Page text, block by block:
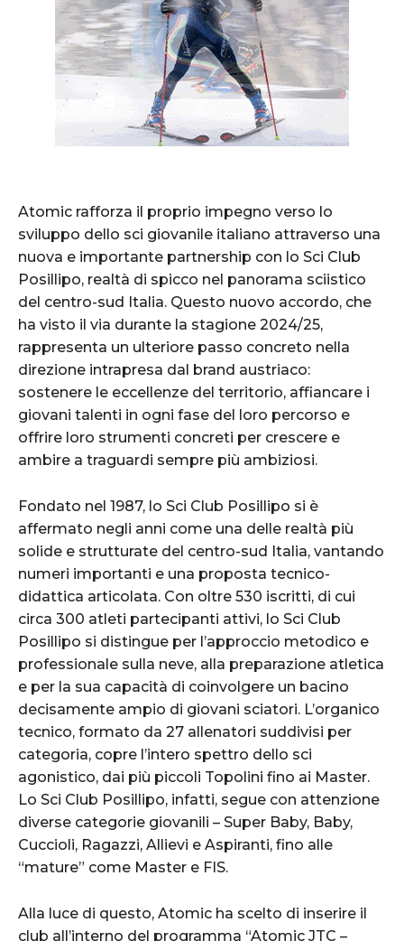
Atomic rafforza il proprio impegno verso lo
sviluppo dello sci giovanile italiano attraverso una
nuova e importante partnership con lo Sci Club
Posillipo, realtà di spicco nel panorama sciistico
del centro-sud Italia. Questo nuovo accordo, che
ha visto il via durante la stagione 2024/25,
rappresenta un ulteriore passo concreto nella
direzione intrapresa dal brand austriaco:
sostenere le eccellenze del territorio, affiancare i
giovani talenti in ogni fase del loro percorso e
offrire loro strumenti concreti per crescere e
ambire a traguardi sempre più ambiziosi.
Fondato nel 1987, lo Sci Club Posillipo si è
affermato negli anni come una delle realtà più
solide e strutturate del centro-sud Italia, vantando
numeri importanti e una proposta tecnico-
didattica articolata. Con oltre 530 iscritti, di cui
circa 300 atleti partecipanti attivi, lo Sci Club
Posillipo si distingue per l’approccio metodico e
professionale sulla neve, alla preparazione atletica
e per la sua capacità di coinvolgere un bacino
decisamente ampio di giovani sciatori. L’organico
tecnico, formato da 27 allenatori suddivisi per
categoria, copre l’intero spettro dello sci
agonistico, dai più piccoli Topolini fino ai Master.
Lo Sci Club Posillipo, infatti, segue con attenzione
diverse categorie giovanili – Super Baby, Baby,
Cuccioli, Ragazzi, Allievi e Aspiranti, fino alle
“mature” come Master e FIS.
Alla luce di questo, Atomic ha scelto di inserire il
club all’interno del programma “Atomic JTC –